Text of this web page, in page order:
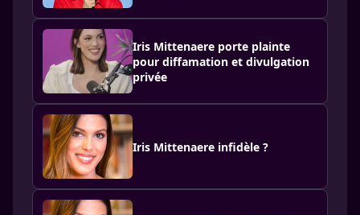
Iris Mittenaere porte plainte
pour diffamation et divulgation
privée
Iris Mittenaere infidèle ?